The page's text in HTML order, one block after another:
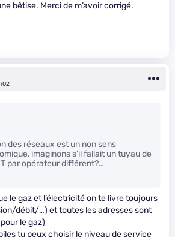
bêtise. Merci de m’avoir corrigé.
des réseaux est un non sens
imaginons s’il fallait un tuyau de
par opérateur différent?…
le gaz et l’électricité on te livre toujours
débit/…) et toutes les adresses sont
le gaz)
tu peux choisir le niveau de service